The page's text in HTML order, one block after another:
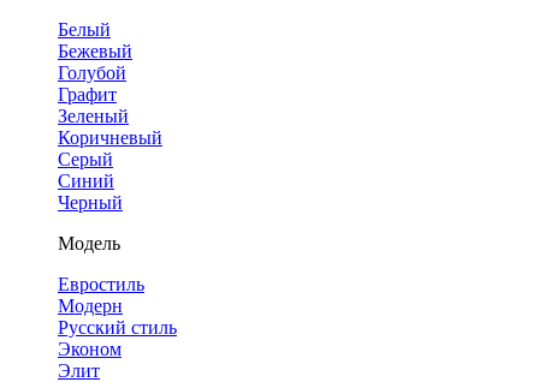
Белый
Бежевый
Голубой
Графит
Зеленый
Коричневый
Серый
Синий
Черный
Модель
Евростиль
Модерн
Русский стиль
Эконом
Элит